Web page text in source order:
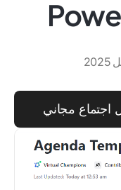
مجاني